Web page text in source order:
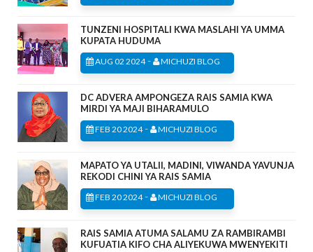
TUNZENI HOSPITALI KWA MASLAHI YA UMMA
KUPATA HUDUMA
AUG 02 2024- MICHUZI BLOG
DC ADVERA AMPONGEZA RAIS SAMIA KWA
MIRDI YA MAJI BIHARAMULO
FEB 20 2024- MICHUZI BLOG
MAPATO YA UTALII, MADINI, VIWANDA YAVUNJA
REKODI CHINI YA RAIS SAMIA
FEB 20 2024- MICHUZI BLOG
RAIS SAMIA ATUMA SALAMU ZA RAMBIRAMBI
KUFUATIA KIFO CHA ALIYEKUWA MWENYEKITI